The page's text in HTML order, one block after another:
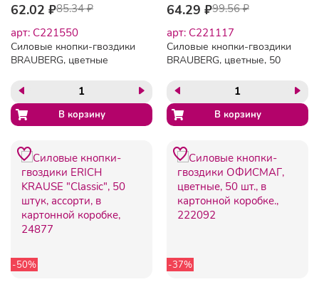
62.02 ₽85.34 ₽
арт: C221550
Силовые кнопки-гвоздики
BRAUBERG, цветные
картонной коробке,
221550
64.29 ₽99.56 ₽
арт: C221117
Силовые кнопки-гвоздики
BRAUBERG, цветные, 50
коробке, 221117
-50% -37%